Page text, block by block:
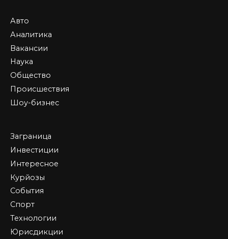
Авто
Аналитика
Вакансии
Наука
Общество
Происшествия
Шоу-бизнес
Заграница
Инвестиции
Интересное
Курйозы
События
Спорт
Технологии
Юрисдикции